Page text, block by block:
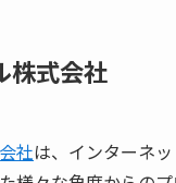
株式会社
社は、インターネ